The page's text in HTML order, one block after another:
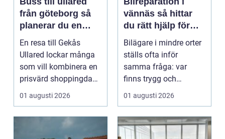
från göteborg så
planerar du en
smidig
shoppingdag
En resa till Gekås
Ullared lockar många
som vill kombinera en
prisvärd shoppingdag
med en enkel och ...
01 augusti 2026
vännäs så hittar
du rätt hjälp för
din bil
Bilägare i mindre orter
ställs ofta inför
samma fråga: var
finns trygg och
prisvärd hjälp när bilen
01 augusti 2026